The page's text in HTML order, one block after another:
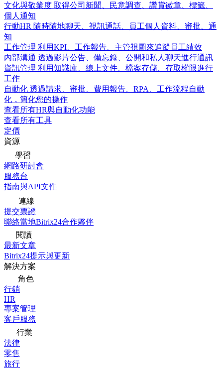
文化與敬業度 取得公司新聞、民意調查、讚賞徽章、標籤、
個人通知
行動HR 隨時隨地聊天、視訊通話、員工個人資料、審批、通
知
工作管理 利用KPI、工作報告、主管視圖來追蹤員工績效
內部溝通 透過影片公告、備忘錄、公開和私人聊天進行通訊
資訊管理 利用知識庫、線上文件、檔案存儲、存取權限進行
工作
自動化 透過請求、審批、費用報告、RPA、工作流程自動
化，簡化您的操作
查看所有HR與自動化功能
查看所有工具
定價
資源
學習
網路研討會
服務台
指南與API文件
連線
提交票證
聯絡當地Bitrix24合作夥伴
閱讀
最新文章
Bitrix24提示與更新
解決方案
角色
行銷
HR
專案管理
客戶服務
行業
法律
零售
旅行